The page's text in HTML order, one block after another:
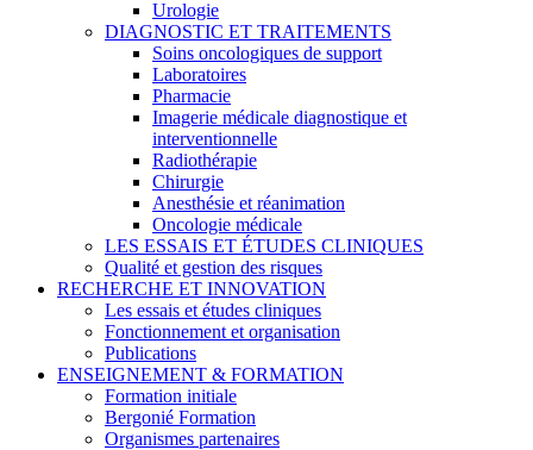
Urologie
DIAGNOSTIC ET TRAITEMENTS
Soins oncologiques de support
Laboratoires
Pharmacie
Imagerie médicale diagnostique et
interventionnelle
Radiothérapie
Chirurgie
Anesthésie et réanimation
Oncologie médicale
LES ESSAIS ET ÉTUDES CLINIQUES
Qualité et gestion des risques
RECHERCHE ET INNOVATION
Les essais et études cliniques
Fonctionnement et organisation
Publications
ENSEIGNEMENT & FORMATION
Formation initiale
Bergonié Formation
Organismes partenaires